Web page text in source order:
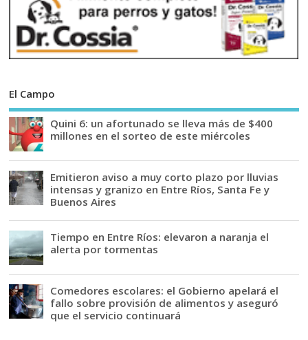
El Campo
Quini 6: un afortunado se lleva más de $400
millones en el sorteo de este miércoles
Emitieron aviso a muy corto plazo por lluvias
intensas y granizo en Entre Ríos, Santa Fe y
Buenos Aires
Tiempo en Entre Ríos: elevaron a naranja el
alerta por tormentas
Comedores escolares: el Gobierno apelará el
fallo sobre provisión de alimentos y aseguró
que el servicio continuará